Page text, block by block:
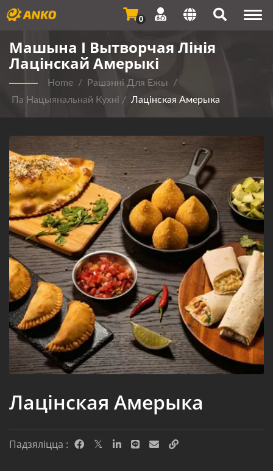
0
Машына І Вытворчая Лінія
Лацінскай Амерыкі
Home / Рашэнні Для Ежы
/
Па Нацыянальнай Кухні / Лацінская Амерыка
Лацінская Амерыка
Падзяліцца :